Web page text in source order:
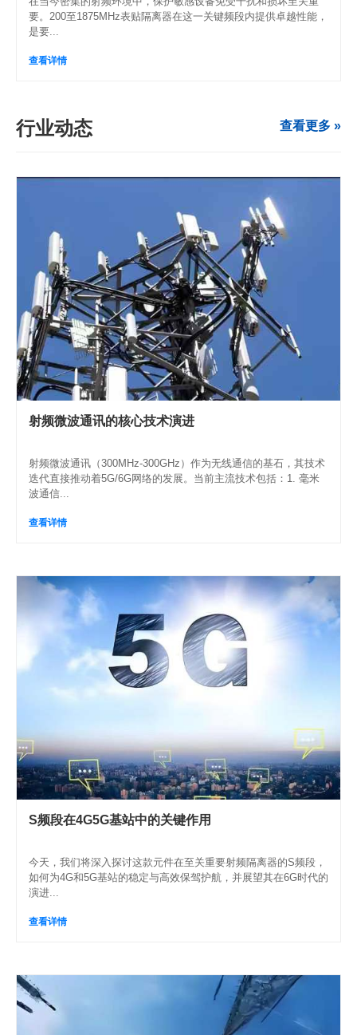
要。200至1875MHz表贴隔离器在这一关键频段内提供卓越性能，
是要...
查看详情
行业动态 查看更多 »
射频微波通讯的核心技术演进
射频微波通讯（300MHz-300GHz）作为无线通信的基石，其技术
迭代直接推动着5G/6G网络的发展。当前主流技术包括：1. 毫米
波通信...
查看详情
S频段在4G5G基站中的关键作用
今天，我们将深入探讨这款元件在至关重要射频隔离器的S频段，
如何为4G和5G基站的稳定与高效保驾护航，并展望其在6G时代的
演进...
查看详情